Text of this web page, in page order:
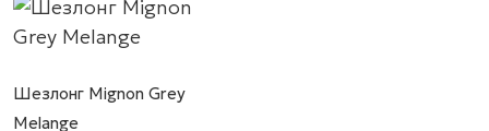
Шезлонг Mignon Grey
Melange